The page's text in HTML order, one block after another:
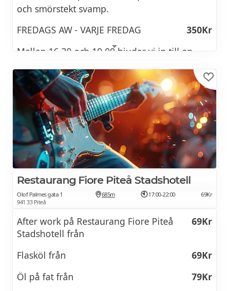
och smörstekt svamp.
FREDAGS AW - VARJE FREDAG
350Kr
Mellan 16.30 och 19.00 bjuder vi in till en
klassisk toast skagen eller råbiff och grillad
oxfilé. Allt för 350 kr. Perfekt för kollegor,
vänner eller en riktigt bra avslutning på
arbetsveckan.
Restaurang Fiore Piteå Stadshotell
Olof Palmes gata 1
941 33 Piteå
685m 17:00-22:00 69Kr
After work på Restaurang Fiore Piteå
Stadshotell från
69Kr
Flasköl från
69Kr
Öl på fat från
79Kr